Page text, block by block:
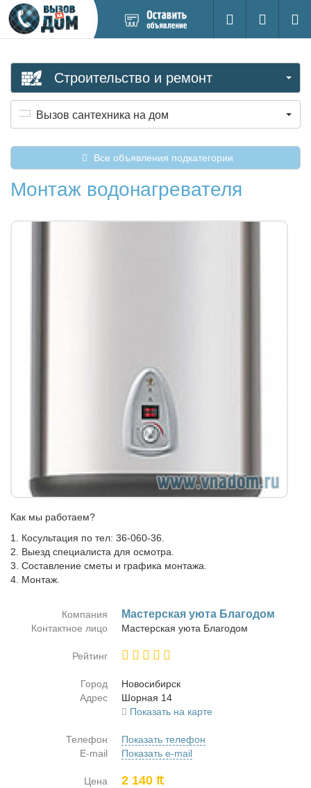
новое
Поиск
Вход на
Строительство и ремонт
Вызов сантехника на дом
Все объявления подкатегории
Монтаж водонагревателя
Как мы работаем?
1. Косультация по тел: 36-060-36.
2. Выезд специалиста для осмотра.
3. Составление сметы и графика монтажа.
4. Монтаж.
Компания Ма­стер­ская уюта Бла­го­дом
Контактное лицо Ма­стер­ская уюта Бла­го­дом
Рейтинг
Город
Но­во­си­бирск
Адрес
Шор­ная 14
Показать на карте
Телефон
Показать телефон
E-mail
Показать e-mail
Цена 2 140 ₶